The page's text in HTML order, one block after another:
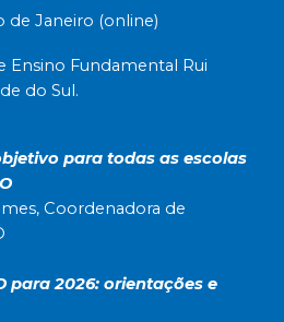
de Janeiro (online)
Ensino Fundamental Rui
do Sul.
para todas as escolas
Coordenadora de
para 2026: orientações e